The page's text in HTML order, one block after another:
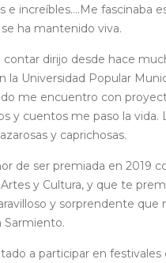
e increíbles….Me fascinaba
ha mantenido viva.
contar dirijo desde hace
la Universidad Popular
me encuentro con
y cuentos me paso la vida.
y caprichosas.
de ser premiada en 2019
y Cultura, y que te
y sorprendente que
Sarmiento.
a participar en festivales